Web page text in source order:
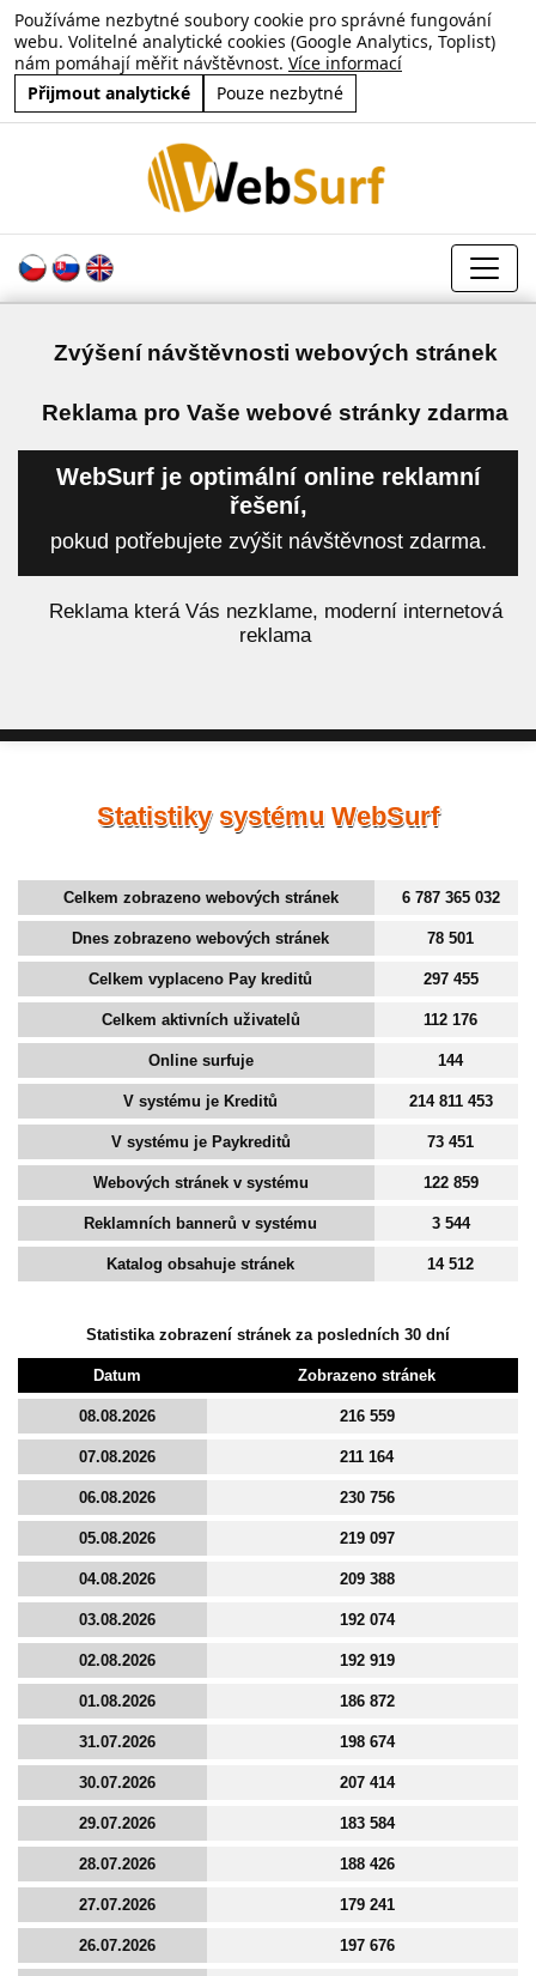
Používáme nezbytné soubory cookie pro správné fungování
webu. Volitelné analytické cookies (Google Analytics, Toplist)
nám pomáhají měřit návštěvnost. Více informací
Přijmout analytické
Pouze nezbytné
Zvýšení návštěvnosti webových stránek
Reklama pro Vaše webové stránky zdarma
WebSurf je optimální online reklamní
řešení,
pokud potřebujete zvýšit návštěvnost zdarma.
Reklama která Vás nezklame, moderní internetová
reklama
Statistiky systému WebSurf
Celkem zobrazeno webových stránek 6 787 365 032
Dnes zobrazeno webových stránek 78 501
Celkem vyplaceno Pay kreditů 297 455
Celkem aktivních uživatelů 112 176
Online surfuje 144
V systému je Kreditů 214 811 453
V systému je Paykreditů 73 451
Webových stránek v systému 122 859
Reklamních bannerů v systému 3 544
Katalog obsahuje stránek 14 512
Statistika zobrazení stránek za posledních 30 dní
Datum Zobrazeno stránek
08.08.2026 216 559
07.08.2026 211 164
06.08.2026 230 756
05.08.2026 219 097
04.08.2026 209 388
03.08.2026 192 074
02.08.2026 192 919
01.08.2026 186 872
31.07.2026 198 674
30.07.2026 207 414
29.07.2026 183 584
28.07.2026 188 426
27.07.2026 179 241
26.07.2026 197 676